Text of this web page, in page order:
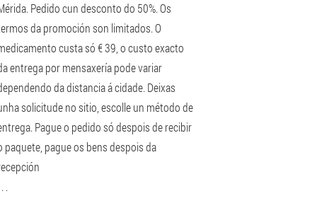
Pedido cun desconto do 50%. Os
da promoción son limitados. O
custa só € 39, o custo exacto
entrega por mensaxería pode variar
da distancia á cidade. Deixas
solicitude no sitio, escolle un método de
Pague o pedido só despois de recibir
paquete, pague os bens despois da
.